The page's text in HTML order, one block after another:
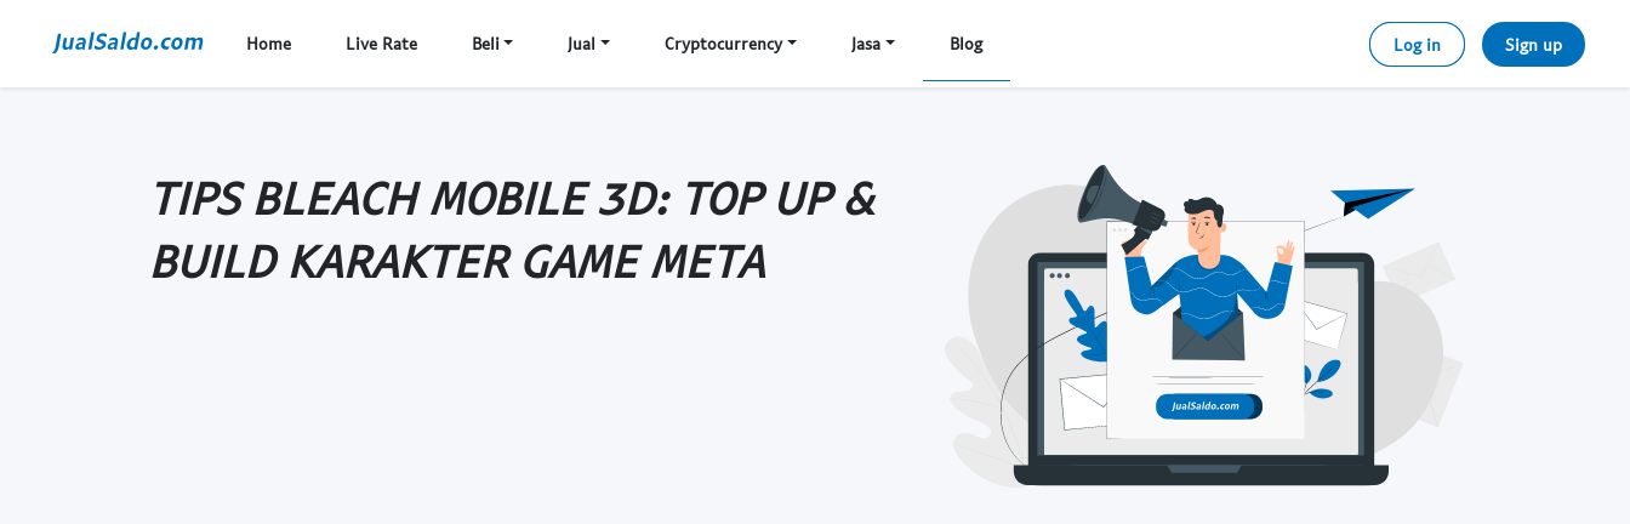
Home Live Rate Beli Jual Cryptocurrency Jasa Blog Log in Sign up
TIPS BLEACH MOBILE 3D: TOP UP &
BUILD KARAKTER GAME META